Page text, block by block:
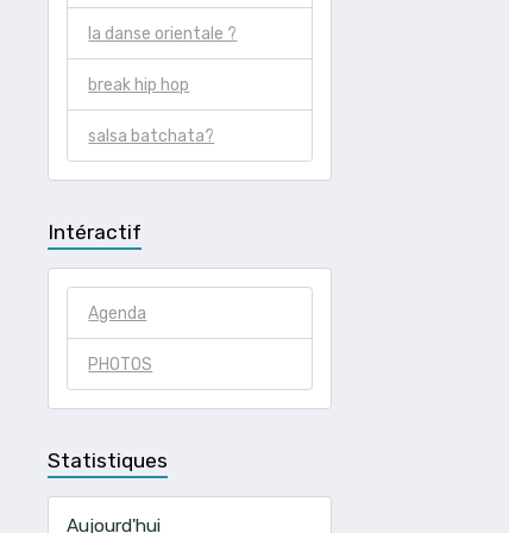
la danse orientale ?
break hip hop
salsa batchata?
Intéractif
Agenda
PHOTOS
Statistiques
Aujourd'hui